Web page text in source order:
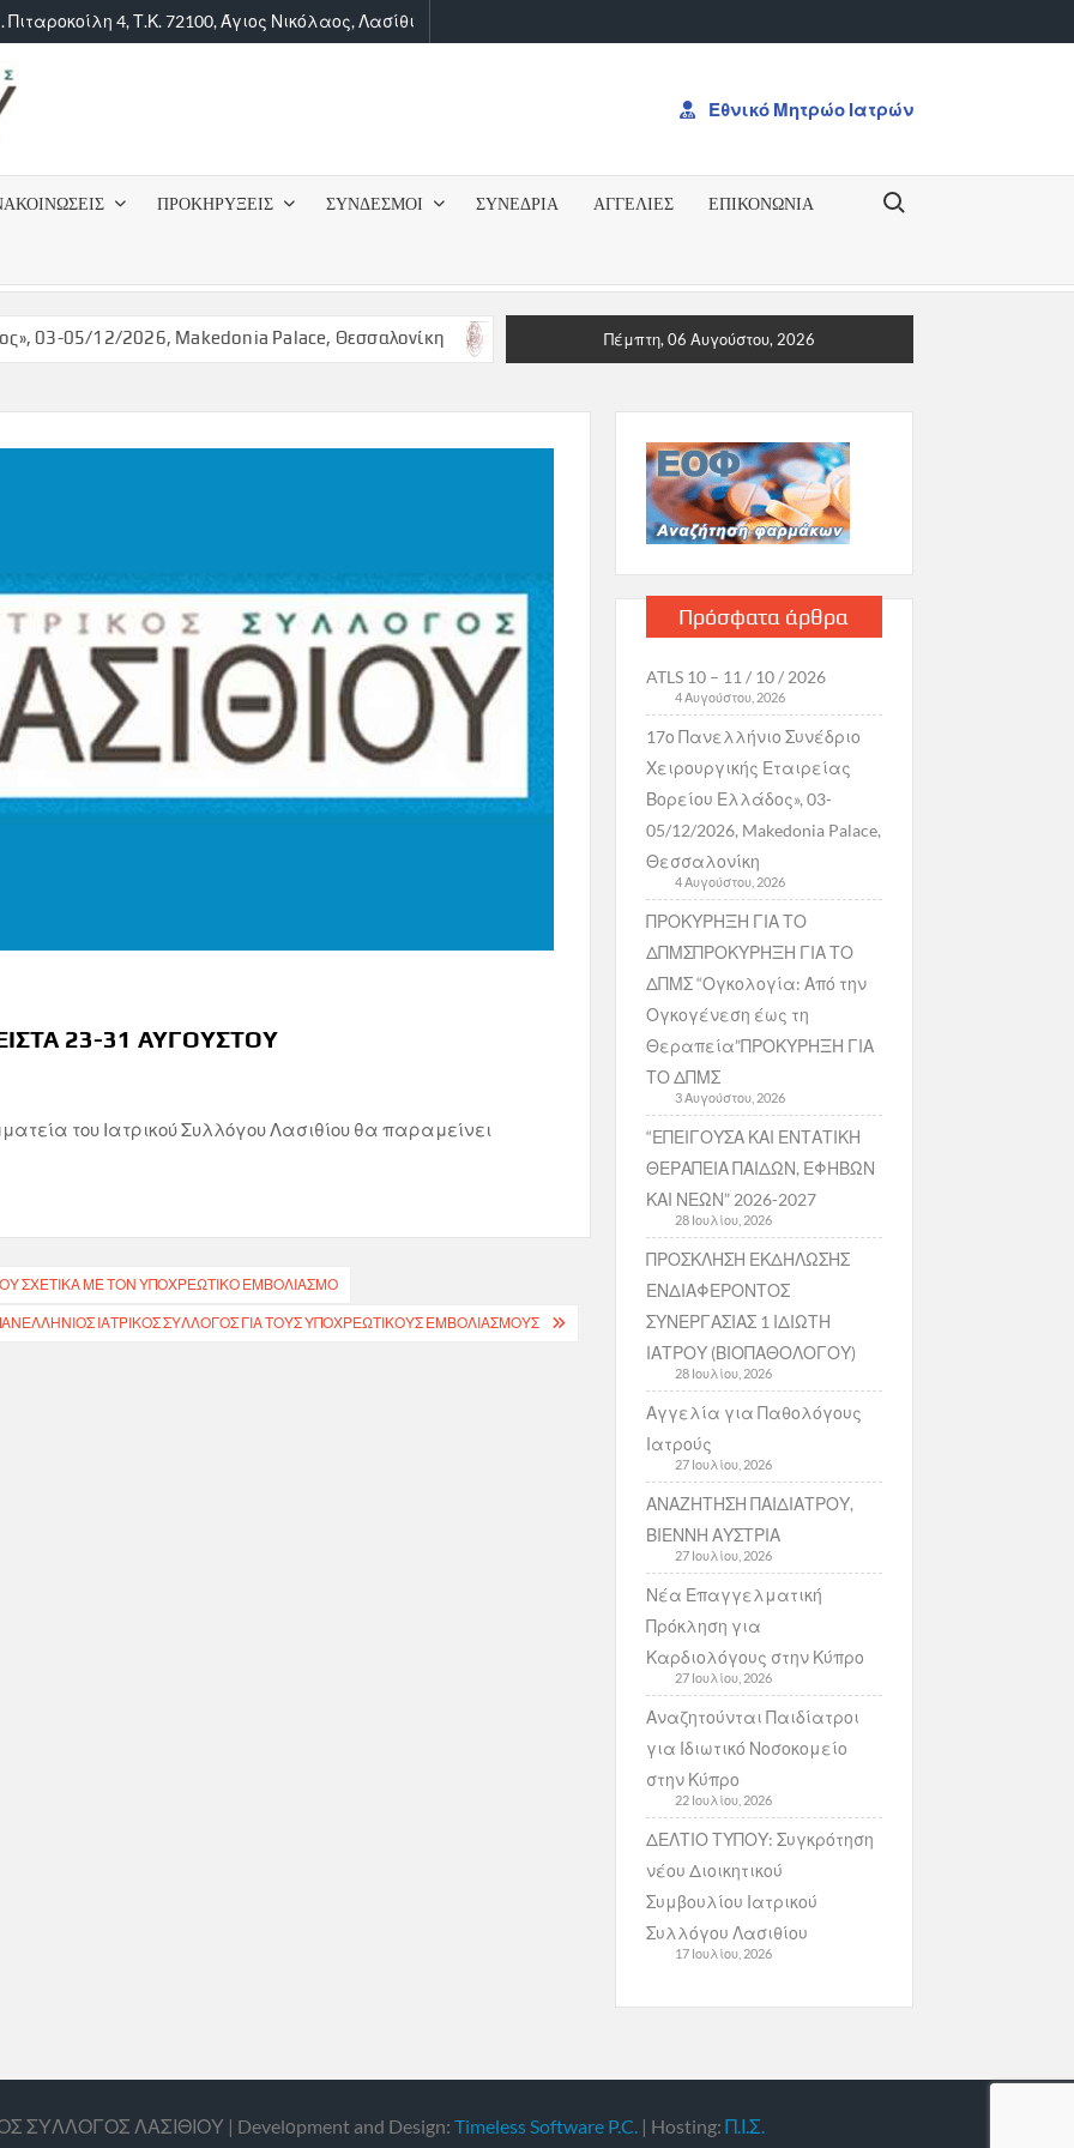
Πιταροκοίλη 4, Τ.Κ. 72100, Άγιος Νικόλαος, Λασίθι
ΣΥΛΛΟΓΟΣ
Εθνικό Μητρώο Ιατρών
ΠΡΟΚΗΡΥΞΕΙΣ ΣΥΝΔΕΣΜΟΙ ΣΥΝΕΔΡΙΑ ΑΓΓΕΛΙΕΣ ΕΠΙΚΟΝΩΝΊΑ
Search for:
03-05/12/2026, Makedonia Palace, Θεσσαλονίκη ΠΡΟΚΥΡΗΞΗ ΓΙΑ ΤΟ ΔΠΜΣΠΡΟΚΥΡΗΞΗ ΓΙΑ ΤΟ ΔΠΜΣ “Ογκολογία: Από
Πέμπτη, 06 Αυγούστου, 2026
23-31 ΑΥΓΟΥΣΤΟΥ
του Ιατρικού Συλλόγου Λασιθίου θα παραμείνει
ΣΧΕΤΙΚΑ ΜΕ ΤΟΝ ΥΠΟΧΡΕΩΤΙΚΟ ΕΜΒΟΛΙΑΣΜΟ
ΙΑΤΡΙΚΌΣ ΣΎΛΛΟΓΟΣ ΓΙΑ ΤΟΥΣ ΥΠΟΧΡΕΩΤΙΚΟΎΣ ΕΜΒΟΛΙΑΣΜΟΎΣ
Πρόσφατα άρθρα
ATLS 10 – 11 / 10 / 2026
4 Αυγούστου, 2026
17ο Πανελλήνιο Συνέδριο
Χειρουργικής Εταιρείας
Βορείου Ελλάδος», 03-
05/12/2026, Makedonia Palace,
Θεσσαλονίκη
4 Αυγούστου, 2026
ΠΡΟΚΥΡΗΞΗ ΓΙΑ ΤΟ
ΔΠΜΣΠΡΟΚΥΡΗΞΗ ΓΙΑ ΤΟ
ΔΠΜΣ “Ογκολογία: Από την
Ογκογένεση έως τη
Θεραπεία”ΠΡΟΚΥΡΗΞΗ ΓΙΑ
ΤΟ ΔΠΜΣ
3 Αυγούστου, 2026
“ΕΠΕΙΓΟΥΣΑ ΚΑΙ ΕΝΤΑΤΙΚΗ
ΘΕΡΑΠΕΙΑ ΠΑΙΔΩΝ, ΕΦΗΒΩΝ
ΚΑΙ ΝΕΩΝ” 2026-2027
28 Ιουλίου, 2026
ΠΡΟΣΚΛΗΣΗ ΕΚΔΗΛΩΣΗΣ
ΕΝΔΙΑΦΕΡΟΝΤΟΣ
ΣΥΝΕΡΓΑΣΙΑΣ 1 ΙΔΙΩΤΗ
ΙΑΤΡΟΥ (ΒΙΟΠΑΘΟΛΟΓΟΥ)
28 Ιουλίου, 2026
Αγγελία για Παθολόγους
Ιατρούς
27 Ιουλίου, 2026
ΑΝΑΖΗΤΗΣΗ ΠΑΙΔΙΑΤΡΟΥ,
ΒΙΕΝΝΗ ΑΥΣΤΡΙΑ
27 Ιουλίου, 2026
Νέα Επαγγελματική
Πρόκληση για
Καρδιολόγους στην Κύπρο
27 Ιουλίου, 2026
Αναζητούνται Παιδίατροι
για Ιδιωτικό Νοσοκομείο
στην Κύπρο
22 Ιουλίου, 2026
ΔΕΛΤΙΟ ΤΥΠΟΥ: Συγκρότηση
νέου Διοικητικού
Συμβουλίου Ιατρικού
Συλλόγου Λασιθίου
17 Ιουλίου, 2026
ΣΥΛΛΟΓΟΣ ΛΑΣΙΘΙΟΥ | Develοpment and Design: Timeless Software P.C. | Hosting: Π.Ι.Σ.